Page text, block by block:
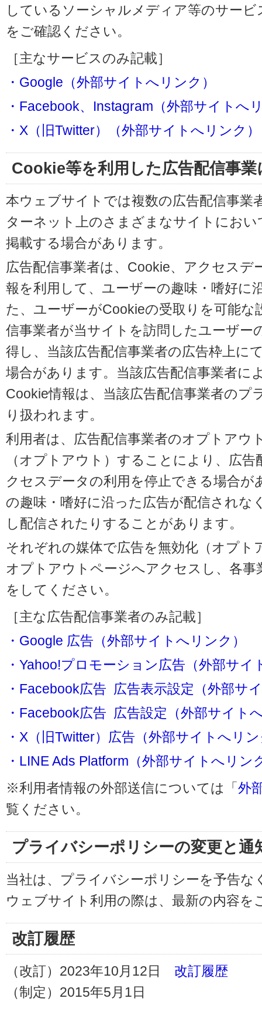
しているソーシャルメディア等のサー
をご確認ください。
［主なサービスのみ記載］
・Google（外部サイトへリンク）
・Facebook、Instagram（外部サイトへ
・X（旧Twitter）（外部サイトへリンク）
Cookie等を利用した広告配信事
本ウェブサイトでは複数の広告配信事業
ターネット上のさまざまなサイトにお
掲載する場合があります。
広告配信事業者は、Cookie、アクセスデ
報を利用して、ユーザーの趣味・嗜好に
た、ユーザーがCookieの受取りを可能
信事業者が当サイトを訪問したユーザー
得し、当該広告配信事業者の広告枠上に
場合があります。当該広告配信事業者に
Cookie情報は、当該広告配信事業者のプ
り扱われます。
利用者は、広告配信事業者のオプトアウ
（オプトアウト）することにより、広
クセスデータの利用を停止できる場合が
の趣味・嗜好に沿った広告が配信されな
し配信されたりすることがあります。
それぞれの媒体で広告を無効化（オプト
オプトアウトページへアクセスし、各
をしてください。
［主な広告配信事業者のみ記載］
・Google 広告（外部サイトへリンク）
・Yahoo!プロモーション広告（外部サイ
・Facebook広告 広告表示設定（外部サ
・Facebook広告 広告設定（外部サイト
・X（旧Twitter）広告（外部サイトへリ
・LINE Ads Platform（外部サイトへリン
※利用者情報の外部送信については「外
覧ください。
プライバシーポリシーの変更と通
当社は、プライバシーポリシーを予告
ウェブサイト利用の際は、最新の内容を
改訂履歴
（改訂）2023年10月12日 改訂履歴
（制定）2015年5月1日